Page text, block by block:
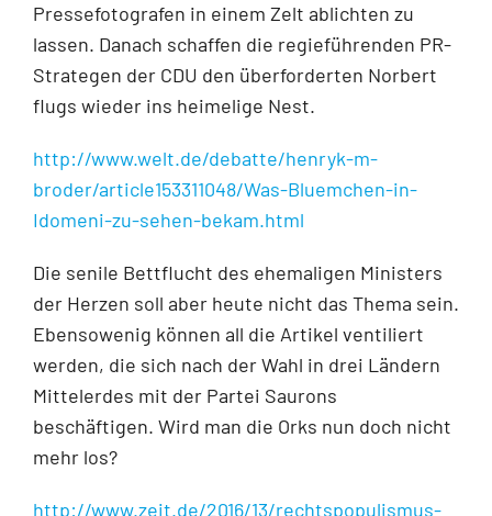
Pressefotografen in einem Zelt ablichten zu
lassen. Danach schaffen die regieführenden PR-
Strategen der CDU den überforderten Norbert
flugs wieder ins heimelige Nest.
http://www.welt.de/debatte/henryk-m-
broder/article153311048/Was-Bluemchen-in-
Idomeni-zu-sehen-bekam.html
Die senile Bettflucht des ehemaligen Ministers
der Herzen soll aber heute nicht das Thema sein.
Ebensowenig können all die Artikel ventiliert
werden, die sich nach der Wahl in drei Ländern
Mittelerdes mit der Partei Saurons
beschäftigen. Wird man die Orks nun doch nicht
mehr los?
http://www.zeit.de/2016/13/rechtspopulismus-